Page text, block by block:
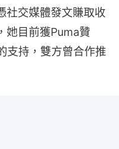
社交媒體發文賺取收
她目前獲Puma贊
支持，雙方曾合作推